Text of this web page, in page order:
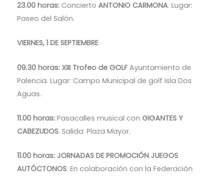
23.00 horas:Concierto ANTONIO CARMONA. Lugar:
Paseo del Salón.
VIERNES, 1 DE SEPTIEMBRE
09.30 horas: XIII Trofeo de GOLFAyuntamiento de
Palencia. Lugar: Campo Municipal de golf Isla Dos
Aguas.
11.00 horas:Pasacalles musical con GIGANTES Y
CABEZUDOS. Salida: Plaza Mayor.
11.00 horas: JORNADAS DE PROMOCIÓN JUEGOS
AUTÓCTONOS. En colaboración con la Federación